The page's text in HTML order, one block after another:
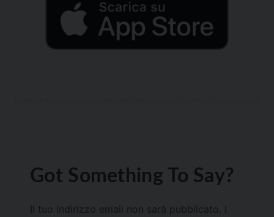
Got Something To Say?
Il tuo indirizzo email non sarà pubblicato.